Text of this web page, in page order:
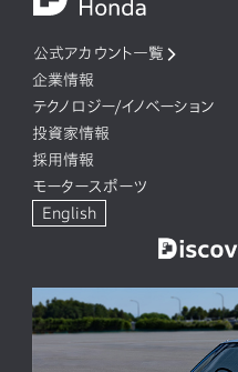
公式アカウント一覧
企業情報
テクノロジー/イノベーション
投資家情報
採用情報
モータースポーツ
English